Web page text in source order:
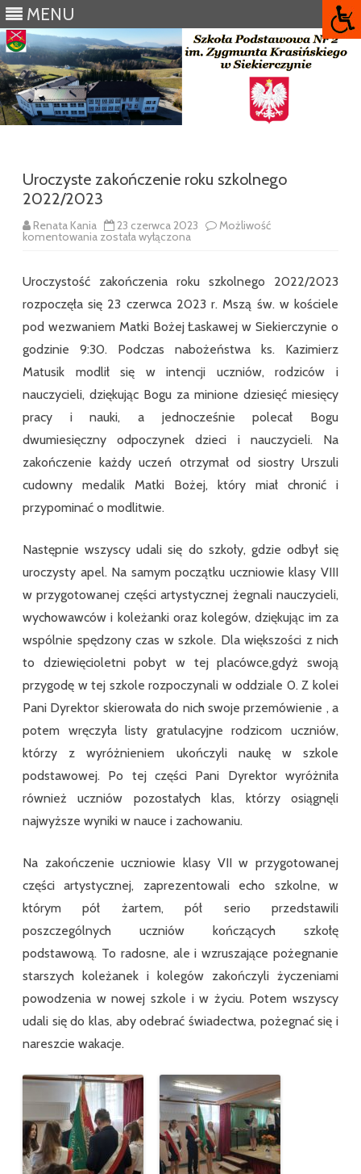
MENU
Uroczyste zakończenie roku szkolnego
2022/2023
Renata Kania 23 czerwca 2023 Możliwość
komentowania Uroczyste
zakończenie
2022/2023
została wyłączona
Uroczystość zakończenia roku szkolnego 2022/2023
rozpoczęła się 23 czerwca 2023 r. Mszą św. w kościele
pod wezwaniem Matki Bożej Łaskawej w Siekierczynie o
godzinie 9:30. Podczas nabożeństwa ks. Kazimierz
Matusik modlił się w intencji uczniów, rodziców i
nauczycieli, dziękując Bogu za minione dziesięć miesięcy
pracy i nauki, a jednocześnie polecał Bogu
dwumiesięczny odpoczynek dzieci i nauczycieli. Na
zakończenie każdy uczeń otrzymał od siostry Urszuli
cudowny medalik Matki Bożej, który miał chronić i
przypominać o modlitwie.
Następnie wszyscy udali się do szkoły, gdzie odbył się
uroczysty apel. Na samym początku uczniowie klasy VIII
w przygotowanej części artystycznej żegnali nauczycieli,
wychowawców i koleżanki oraz kolegów, dziękując im za
wspólnie spędzony czas w szkole. Dla większości z nich
to dziewięcioletni pobyt w tej placówce,gdyż swoją
przygodę w tej szkole rozpoczynali w oddziale 0. Z kolei
Pani Dyrektor skierowała do nich swoje przemówienie , a
potem wręczyła listy gratulacyjne rodzicom uczniów,
którzy z wyróżnieniem ukończyli naukę w szkole
podstawowej. Po tej części Pani Dyrektor wyróżniła
również uczniów pozostałych klas, którzy osiągnęli
najwyższe wyniki w nauce i zachowaniu.
Na zakończenie uczniowie klasy VII w przygotowanej
części artystycznej, zaprezentowali echo szkolne, w
którym pół żartem, pół serio przedstawili
poszczególnych uczniów kończących szkołę
podstawową. To radosne, ale i wzruszające pożegnanie
starszych koleżanek i kolegów zakończyli życzeniami
powodzenia w nowej szkole i w życiu. Potem wszyscy
udali się do klas, aby odebrać świadectwa, pożegnać się i
nareszcie wakacje.